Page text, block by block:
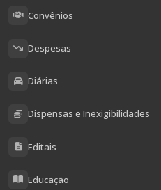
Convênios
Despesas
Diárias
Dispensas e Inexigibilidades
Editais
Educação